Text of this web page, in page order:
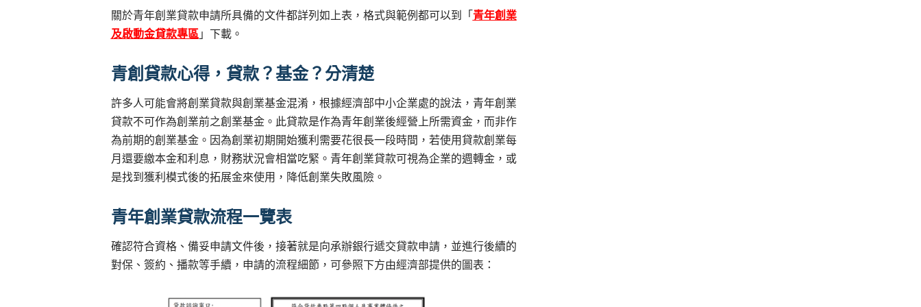
關於青年創業貸款申請所具備的文件都詳列如上表，格式與範例都可以到「青年創業
及啟動金貸款專區」下載。
青創貸款心得，貸款？基金？分清楚
許多人可能會將創業貸款與創業基金混淆，根據經濟部中小企業處的說法，青年創業
貸款不可作為創業前之創業基金。此貸款是作為青年創業後經營上所需資金，而非作
為前期的創業基金。因為創業初期開始獲利需要花很長一段時間，若使用貸款創業每
月還要繳本金和利息，財務狀況會相當吃緊。青年創業貸款可視為企業的週轉金，或
是找到獲利模式後的拓展金來使用，降低創業失敗風險。
青年創業貸款流程一覽表
確認符合資格、備妥申請文件後，接著就是向承辦銀行遞交貸款申請，並進行後續的
對保、簽約、播款等手續，申請的流程細節，可參照下方由經濟部提供的圖表：